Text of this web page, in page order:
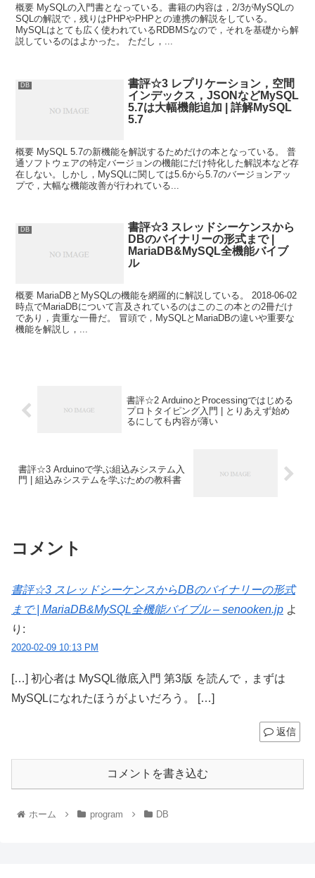
概要 MySQLの入門書となっている。書籍の内容は，2/3がMySQLの
SQLの解説で，残りはPHPやPHPとの連携の解説をしている。
MySQLはとても広く使われているRDBMSなので，それを基礎から解
説しているのはよかった。 ただし，...
DB
書評☆3 レプリケーション，空間
インデックス，JSONなどMySQL
5.7は大幅機能追加 | 詳解MySQL
5.7
概要 MySQL 5.7の新機能を解説するためだけの本となっている。 普
通ソフトウェアの特定バージョンの機能にだけ特化した解説本など存
在しない。しかし，MySQLに関しては5.6から5.7のバージョンアッ
プで，大幅な機能改善が行われている...
DB
書評☆3 スレッドシーケンスから
DBのバイナリーの形式まで |
MariaDB&MySQL全機能バイブ
ル
概要 MariaDBとMySQLの機能を網羅的に解説している。 2018-06-02
時点でMariaDBについて言及されているのはこのこの本との2冊だけ
であり，貴重な一冊だ。 冒頭で，MySQLとMariaDBの違いや重要な
機能を解説し，...
書評☆2 ArduinoとProcessingではじめる
プロトタイピング入門 | とりあえず始め
るにしても内容が薄い
書評☆3 Arduinoで学ぶ組込みシステム入
門 | 組込みシステムを学ぶための教科書
コメント
書評☆3 スレッドシーケンスからDBのバイナリーの形式
まで | MariaDB&MySQL全機能バイブル – senooken.jp よ
り:
2020-02-09 10:13 PM
[…] 初心者は MySQL徹底入門 第3版 を読んで，まずは
MySQLになれたほうがよいだろう。 […]
返信
コメントを書き込む
ホーム program DB